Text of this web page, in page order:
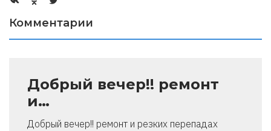
Комментарии
Добрый вечер!! ремонт
и…
Добрый вечер!! ремонт и резких перепадах